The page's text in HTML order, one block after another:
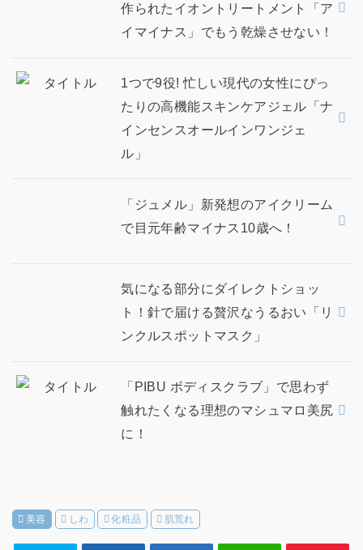
作られたイオントリートメント「ア
イマイナス」でもう乾燥させない！
1つで9役! 忙しい現代の女性にぴっ
たりの高機能スキンケアジェル「ナ
インセンスオールインワンジェ
ル」
「ジュメル」新発想のアイクリーム
で目元年齢マイナス10歳へ！
気になる部分にダイレクトショッ
ト！針で届ける贅沢なうるおい「リ
ンクルスポットマスク」
「PIBU ボディスクラブ」で思わず
触れたくなる理想のマシュマロ美尻
に！
美容 しわ 化粧品 肌荒れ